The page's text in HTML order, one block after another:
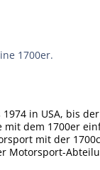
1700er.
in USA, bis
dem 1700er
mit der
Motorsport-